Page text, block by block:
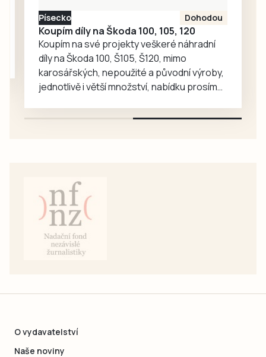
soustrojí na 20
elektrárnách
všech typů
vodních
elektráren. Mělo
by…
Písecko Dohodou
Koupím díly na Škoda 100, 105, 120
Koupím na své projekty veškeré náhradní
díly na Škoda 100, Š105, Š120, mimo
karosářských, nepoužité a původní výroby,
jednotlivě i větší množství, nabídku prosím
O vydavatelství
Naše noviny